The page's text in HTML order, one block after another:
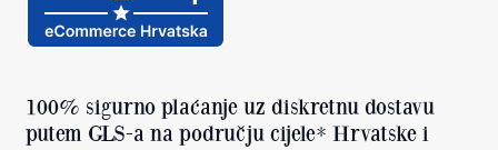
100% sigurno plaćanje uz diskretnu dostavu
putem GLS-a na području cijele* Hrvatske i